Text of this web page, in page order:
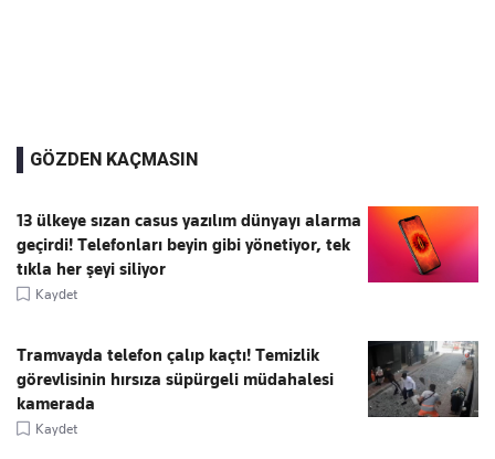
GÖZDEN KAÇMASIN
13 ülkeye sızan casus yazılım dünyayı alarma
geçirdi! Telefonları beyin gibi yönetiyor, tek
tıkla her şeyi siliyor
Kaydet
Tramvayda telefon çalıp kaçtı! Temizlik
görevlisinin hırsıza süpürgeli müdahalesi
kamerada
Kaydet